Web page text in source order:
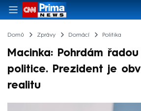
Domů Zprávy Domácí Politika
Macinka: Pohrdám
politice. Prezident je
realitu